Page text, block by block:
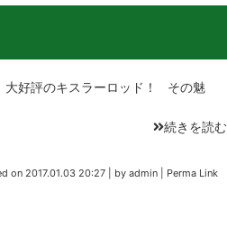
好評のキスラーロッド！ その魅
続きを読む
on 2017.01.03 20:27 by admin Perma Link